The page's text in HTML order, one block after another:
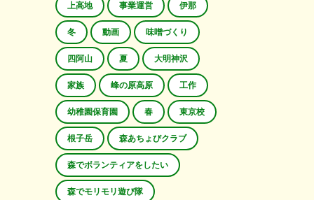
上高地 事業運営 伊那
冬 動画 味噌づくり
四阿山 夏 大明神沢
家族 峰の原高原 工作
幼稚園保育園 春 東京校
根子岳 森あちょびクラブ
森でボランティアをしたい
森でモリモリ遊び隊